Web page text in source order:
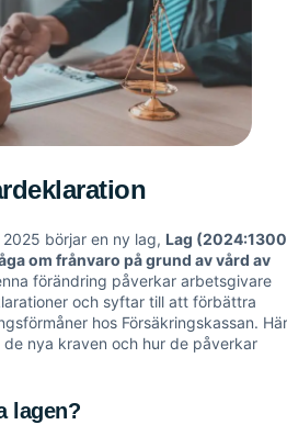
börjar en ny lag, Lag
om frånvaro på grund av vård av
förändring påverkar arbetsgivare
och syftar till att förbättra
hos Försäkringskassan. Här
nya kraven och hur de påverkar
lagen?